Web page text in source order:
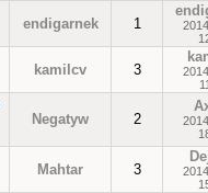
endigarnek 1
kamilcv 3
Negatyw 2
Mahtar 3